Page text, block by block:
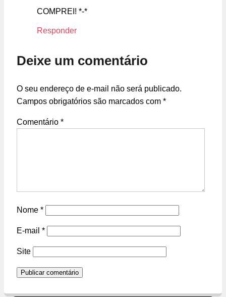
COMPREI! *-*
Responder
Deixe um comentário
O seu endereço de e-mail não será publicado.
Campos obrigatórios são marcados com *
Comentário *
Nome *
E-mail *
Site